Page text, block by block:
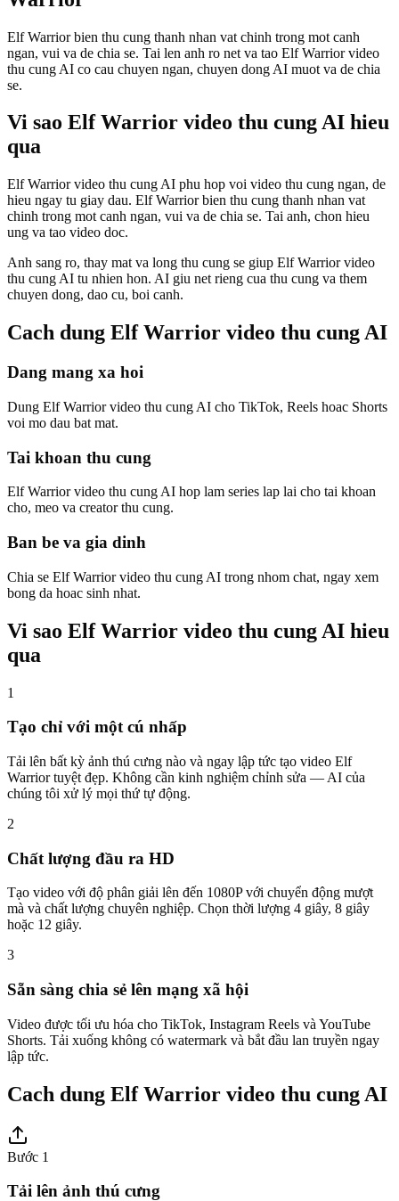
Elf Warrior bien thu cung thanh nhan vat chinh trong mot canh
ngan, vui va de chia se. Tai len anh ro net va tao Elf Warrior video
thu cung AI co cau chuyen ngan, chuyen dong AI muot va de chia
se.
Vi sao Elf Warrior video thu cung AI hieu
qua
Elf Warrior video thu cung AI phu hop voi video thu cung ngan, de
hieu ngay tu giay dau. Elf Warrior bien thu cung thanh nhan vat
chinh trong mot canh ngan, vui va de chia se. Tai anh, chon hieu
ung va tao video doc.
Anh sang ro, thay mat va long thu cung se giup Elf Warrior video
thu cung AI tu nhien hon. AI giu net rieng cua thu cung va them
chuyen dong, dao cu, boi canh.
Cach dung Elf Warrior video thu cung AI
Dang mang xa hoi
Dung Elf Warrior video thu cung AI cho TikTok, Reels hoac Shorts
voi mo dau bat mat.
Tai khoan thu cung
Elf Warrior video thu cung AI hop lam series lap lai cho tai khoan
cho, meo va creator thu cung.
Ban be va gia dinh
Chia se Elf Warrior video thu cung AI trong nhom chat, ngay xem
bong da hoac sinh nhat.
Vi sao Elf Warrior video thu cung AI hieu
qua
1
Tạo chỉ với một cú nhấp
Tải lên bất kỳ ảnh thú cưng nào và ngay lập tức tạo video Elf
Warrior tuyệt đẹp. Không cần kinh nghiệm chỉnh sửa — AI của
chúng tôi xử lý mọi thứ tự động.
2
Chất lượng đầu ra HD
Tạo video với độ phân giải lên đến 1080P với chuyển động mượt
mà và chất lượng chuyên nghiệp. Chọn thời lượng 4 giây, 8 giây
hoặc 12 giây.
3
Sẵn sàng chia sẻ lên mạng xã hội
Video được tối ưu hóa cho TikTok, Instagram Reels và YouTube
Shorts. Tải xuống không có watermark và bắt đầu lan truyền ngay
lập tức.
Cach dung Elf Warrior video thu cung AI
Bước 1
Tải lên ảnh thú cưng